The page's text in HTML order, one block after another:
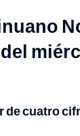
de cuatro